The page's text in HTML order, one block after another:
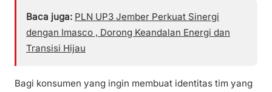
Baca juga: PLN UP3 Jember Perkuat Sinergi
dengan Imasco , Dorong Keandalan Energi dan
Transisi Hijau
Bagi konsumen yang ingin membuat identitas tim yang